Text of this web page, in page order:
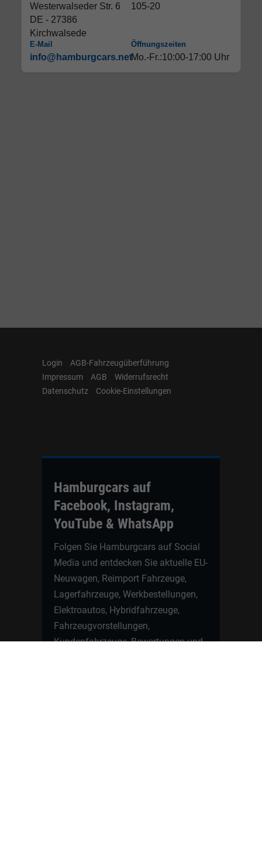
Westerwalseder Str. 6
DE - 27386
Kirchwalsede
105-20
E-Mail
info@hamburgcars.net
Öffnungszeiten
Mo.-Fr.:10:00-17:00 Uhr
Login
AGB-Fahrzeugüberführung
Impressum
AGB
Widerrufsrecht
Datenschutz
Cookie-Einstellungen
Hamburgcars auf
Facebook, Instagram,
YouTube & WhatsApp
Folgen Sie Hamburgcars auf Social
Media und entdecken Sie aktuelle EU-
Neuwagen, Reimport Fahrzeuge,
Lagerfahrzeuge, Werkbestellungen,
Elektroautos, Hybridfahrzeuge,
Fahrzeugvorstellungen,
Kundenfahrzeuge, Bewertungen und